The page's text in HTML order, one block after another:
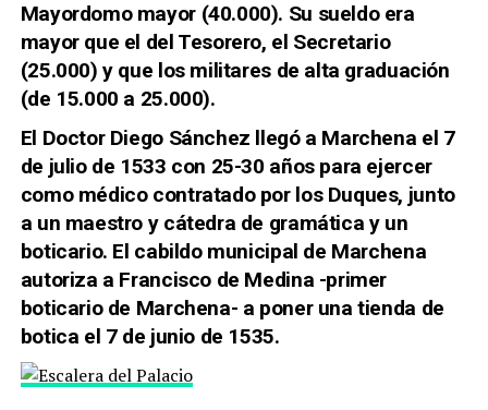
Mayordomo mayor (40.000). Su sueldo era
mayor que el del Tesorero, el Secretario
(25.000) y que los militares de alta graduación
(de 15.000 a 25.000).
El Doctor Diego Sánchez llegó a Marchena el 7
de julio de 1533 con 25-30 años para ejercer
como médico contratado por los Duques, junto
a un maestro y cátedra de gramática y un
boticario. El cabildo municipal de Marchena
autoriza a Francisco de Medina -primer
boticario de Marchena- a poner una tienda de
botica el 7 de junio de 1535.